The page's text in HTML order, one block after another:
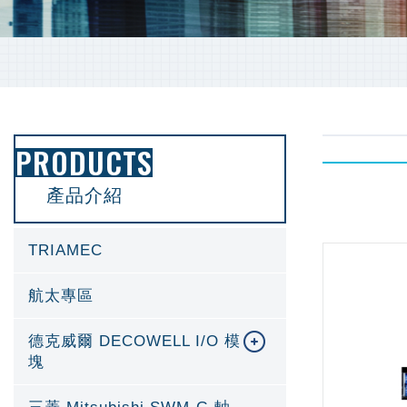
PRODUCTS
產品介紹
TRIAMEC
航太專區
德克威爾 DECOWELL I/O 模
塊